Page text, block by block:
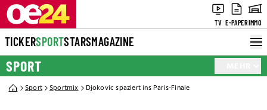
TV E-PAPERIMMO
TICKERSPORTSTARSMAGAZINE
SPORT
Sport Sportmix Djokovic spaziert ins Paris-Finale